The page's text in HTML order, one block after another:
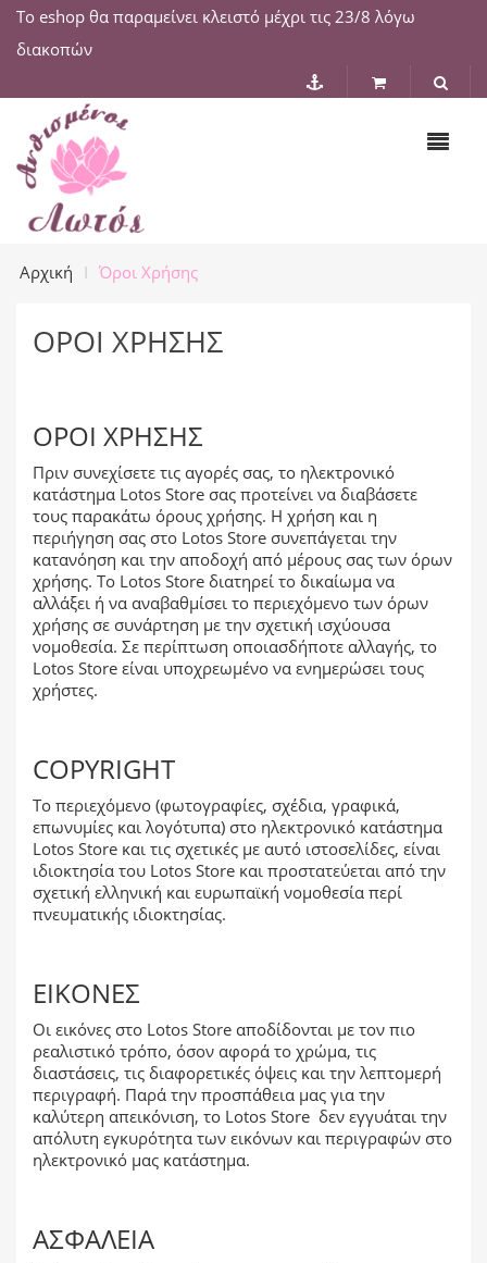
Το eshop θα παραμείνει κλειστό μέχρι τις 23/8 λόγω
διακοπών
Αρχική Όροι Χρήσης
ΌΡΟΙ ΧΡΉΣΗΣ
ΌΡΟΙ ΧΡΉΣΗΣ
Πριν συνεχίσετε τις αγορές σας, το ηλεκτρονικό
κατάστημα Lotos Store σας προτείνει να διαβάσετε
τους παρακάτω όρους χρήσης. Η χρήση και η
περιήγηση σας στο Lotos Store συνεπάγεται την
κατανόηση και την αποδοχή από μέρους σας των όρων
χρήσης. Το Lotos Store διατηρεί το δικαίωμα να
αλλάξει ή να αναβαθμίσει το περιεχόμενο των όρων
χρήσης σε συνάρτηση με την σχετική ισχύουσα
νομοθεσία. Σε περίπτωση οποιασδήποτε αλλαγής, το
Lotos Store είναι υποχρεωμένο να ενημερώσει τους
χρήστες.
COPYRIGHT
Το περιεχόμενο (φωτογραφίες, σχέδια, γραφικά,
επωνυμίες και λογότυπα) στο ηλεκτρονικό κατάστημα
Lotos Store και τις σχετικές με αυτό ιστοσελίδες, είναι
ιδιοκτησία του Lotos Store και προστατεύεται από την
σχετική ελληνική και ευρωπαϊκή νομοθεσία περί
πνευματικής ιδιοκτησίας.
ΕΙΚΌΝΕΣ
Οι εικόνες στο Lotos Store αποδίδονται με τον πιο
ρεαλιστικό τρόπο, όσον αφορά το χρώμα, τις
διαστάσεις, τις διαφορετικές όψεις και την λεπτομερή
περιγραφή. Παρά την προσπάθεια μας για την
καλύτερη απεικόνιση, το Lotos Store δεν εγγυάται την
απόλυτη εγκυρότητα των εικόνων και περιγραφών στο
ηλεκτρονικό μας κατάστημα.
ΑΣΦΆΛΕΙΑ